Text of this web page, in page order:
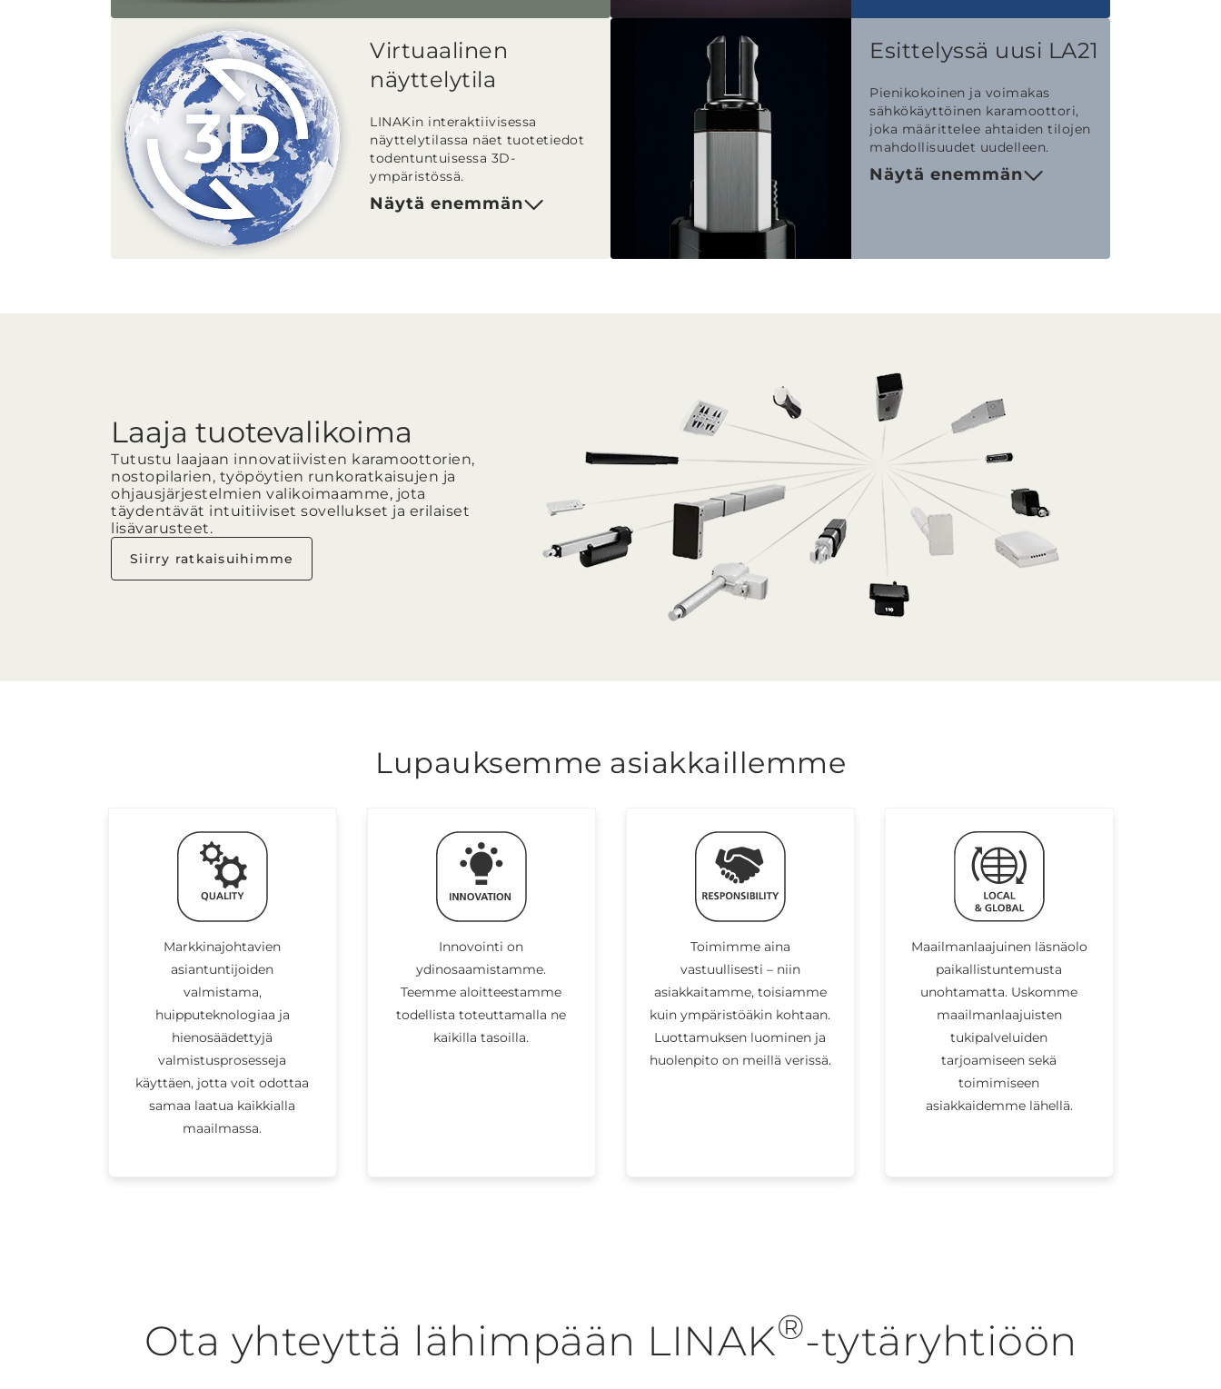
Virtuaalinen
näyttelytila
LINAKin interaktiivisessa
näyttelytilassa näet tuotetiedot
todentuntuisessa 3D-
ympäristössä.
Näytä enemmän
Esittelyssä uusi LA21
Pienikokoinen ja voimakas
sähkökäyttöinen karamoottori,
joka määrittelee ahtaiden tilojen
mahdollisuudet uudelleen.
Näytä enemmän
Laaja tuotevalikoima
Tutustu laajaan innovatiivisten karamoottorien,
nostopilarien, työpöytien runkoratkaisujen ja
ohjausjärjestelmien valikoimaamme, jota
täydentävät intuitiiviset sovellukset ja erilaiset
lisävarusteet.
Siirry ratkaisuihimme
Lupauksemme asiakkaillemme
Markkinajohtavien
asiantuntijoiden
valmistama,
huipputeknologiaa ja
hienosäädettyjä
valmistusprosesseja
käyttäen, jotta voit odottaa
samaa laatua kaikkialla
maailmassa.
Innovointi on
ydinosaamistamme.
Teemme aloitteestamme
todellista toteuttamalla ne
kaikilla tasoilla.
Toimimme aina
vastuullisesti – niin
asiakkaitamme, toisiamme
kuin ympäristöäkin kohtaan.
Luottamuksen luominen ja
huolenpito on meillä verissä.
Maailmanlaajuinen läsnäolo
paikallistuntemusta
unohtamatta. Uskomme
maailmanlaajuisten
tukipalveluiden
tarjoamiseen sekä
toimimiseen
asiakkaidemme lähellä.
Ota yhteyttä lähimpään LINAK®-tytäryhtiöön